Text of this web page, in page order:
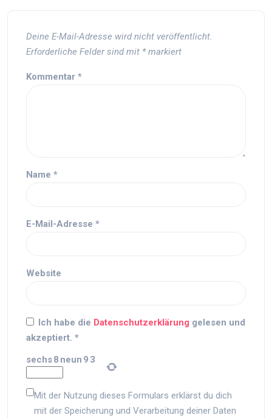
Deine E-Mail-Adresse wird nicht veröffentlicht.
Erforderliche Felder sind mit *markiert
Kommentar *
Name *
E-Mail-Adresse *
Website
Ich habe die Datenschutzerklärung gelesen und
akzeptiert. *
sechs8 neun 9 3
Mit der Nutzung dieses Formulars erklärst du dich
mit der Speicherung und Verarbeitung deiner Daten